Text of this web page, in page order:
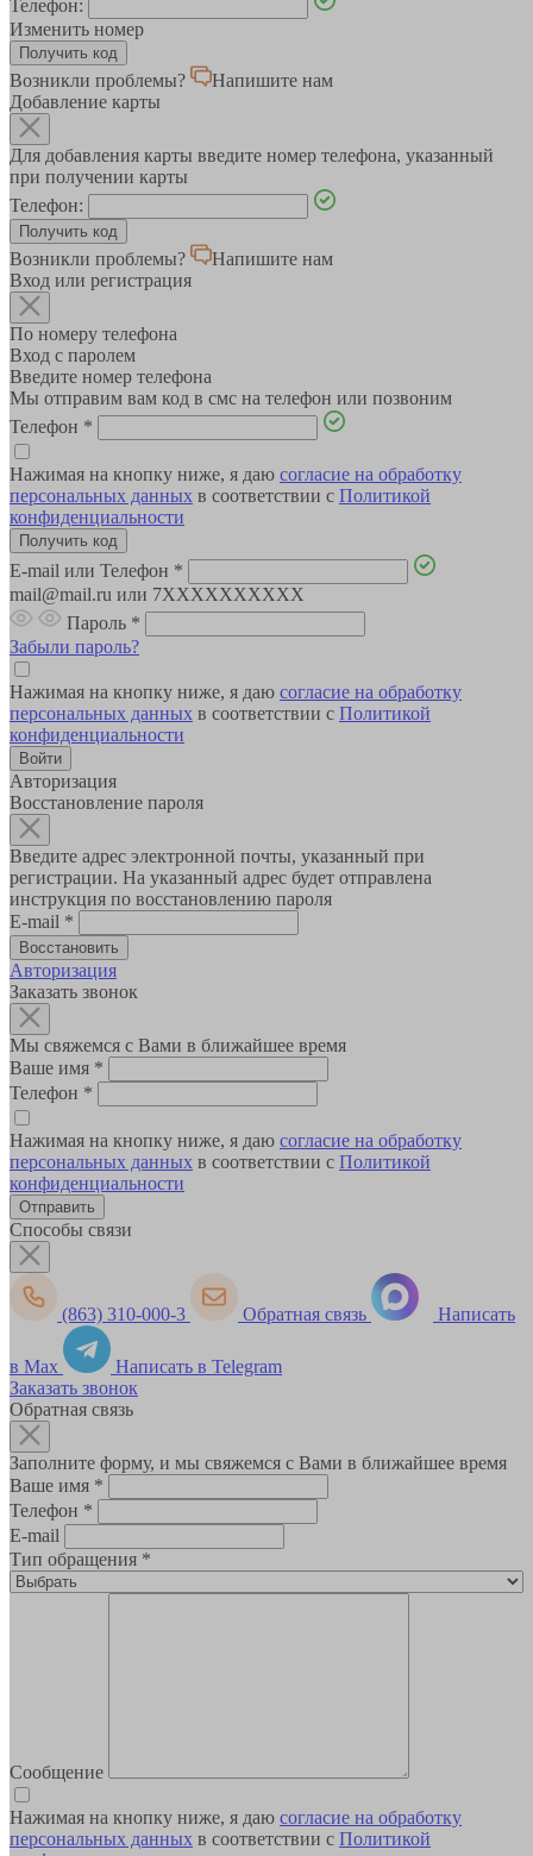
Телефон:
Изменить номер
Возникли проблемы?
Напишите нам
Добавление карты
Для добавления карты введите номер телефона, указанный
при получении карты
Телефон:
Возникли проблемы?
Напишите нам
Вход или регистрация
По номеру телефона
Вход с паролем
Введите номер телефона
Мы отправим вам код в смс на телефон или позвоним
Телефон *
Нажимая на кнопку ниже, я даю согласие на обработку
персональных данных в соответствии с Политикой
конфиденциальности
E-mail или Телефон *
mail@mail.ru или 7XXXXXXXXXX
Пароль *
Забыли пароль?
Нажимая на кнопку ниже, я даю согласие на обработку
персональных данных в соответствии с Политикой
конфиденциальности
Авторизация
Восстановление пароля
Введите адрес электронной почты, указанный при
регистрации. На указанный адрес будет отправлена
инструкция по восстановлению пароля
E-mail *
Авторизация
Заказать звонок
Мы свяжемся с Вами в ближайшее время
Ваше имя *
Телефон *
Нажимая на кнопку ниже, я даю согласие на обработку
персональных данных в соответствии с Политикой
конфиденциальности
Способы связи
(863) 310-000-3 Обратная связь Написать
в Max
Написать в Telegram
Заказать звонок
Обратная связь
Заполните форму, и мы свяжемся с Вами в ближайшее время
Ваше имя *
Телефон *
E-mail
Тип обращения *
Сообщение
Нажимая на кнопку ниже, я даю согласие на обработку
персональных данных в соответствии с Политикой